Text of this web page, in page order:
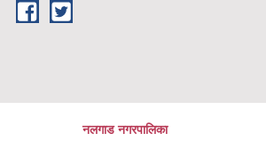
Skip to main content
नलगाड नगरपालिका